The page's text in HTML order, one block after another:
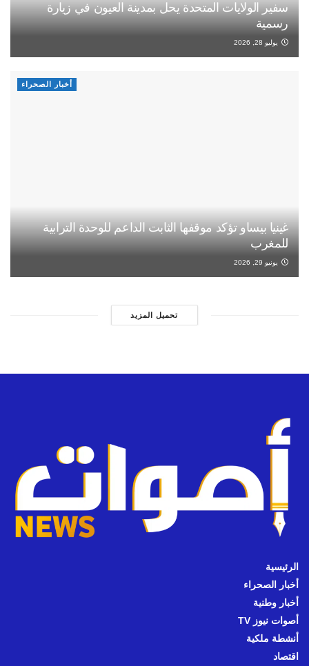
سفير الولايات المتحدة يحل بمدينة العيون في زيارة
رسمية
يوليو 28, 2026
أخبار الصحراء
غينيا بيساو تؤكد موقفها الثابت الداعم للوحدة الترابية
للمغرب
يونيو 29, 2026
تحميل المزيد
الرئيسية
أخبار الصحراء
أخبار وطنية
أصوات نيوز TV
أنشطة ملكية
اقتصاد